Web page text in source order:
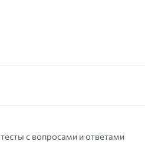
с вопросами и ответами